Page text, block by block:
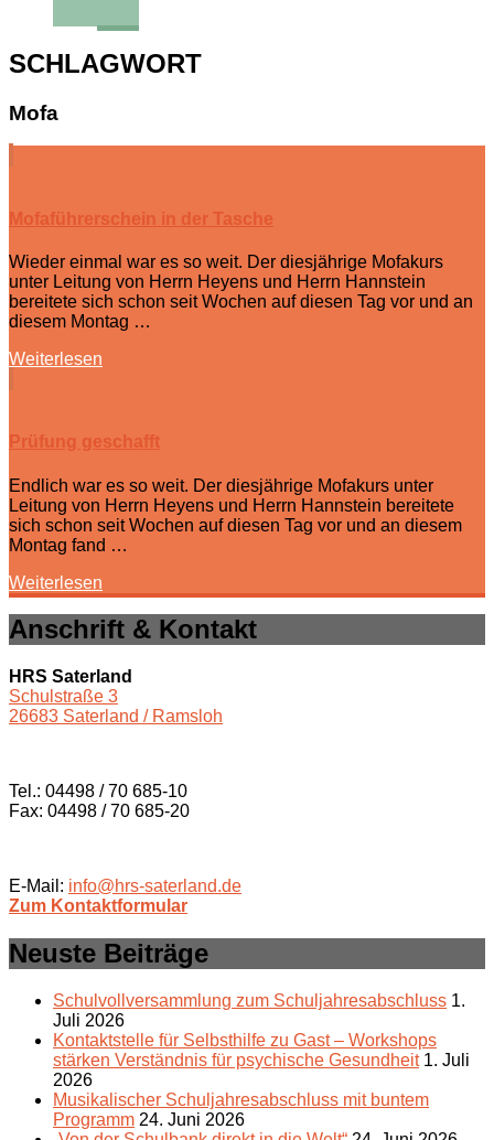
SCHLAGWORT
Mofa
Mofaführerschein in der Tasche
Wieder einmal war es so weit. Der diesjährige Mofakurs
unter Leitung von Herrn Heyens und Herrn Hannstein
bereitete sich schon seit Wochen auf diesen Tag vor und an
diesem Montag …
Weiterlesen
Prüfung geschafft
Endlich war es so weit. Der diesjährige Mofakurs unter
Leitung von Herrn Heyens und Herrn Hannstein bereitete
sich schon seit Wochen auf diesen Tag vor und an diesem
Montag fand …
Weiterlesen
Anschrift & Kontakt
HRS Saterland
Schulstraße 3
26683 Saterland / Ramsloh
Tel.: 04498 / 70 685-10
Fax: 04498 / 70 685-20
E-Mail: info@hrs-saterland.de
Zum Kontaktformular
Neuste Beiträge
Schulvollversammlung zum Schuljahresabschluss 1.
Juli 2026
Kontaktstelle für Selbsthilfe zu Gast – Workshops
stärken Verständnis für psychische Gesundheit 1. Juli
2026
Musikalischer Schuljahresabschluss mit buntem
Programm 24. Juni 2026